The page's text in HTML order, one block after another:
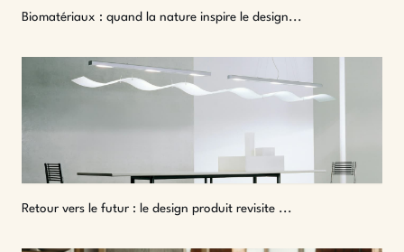
Biomatériaux : quand la nature inspire le design...
Retour vers le futur : le design produit revisite ...